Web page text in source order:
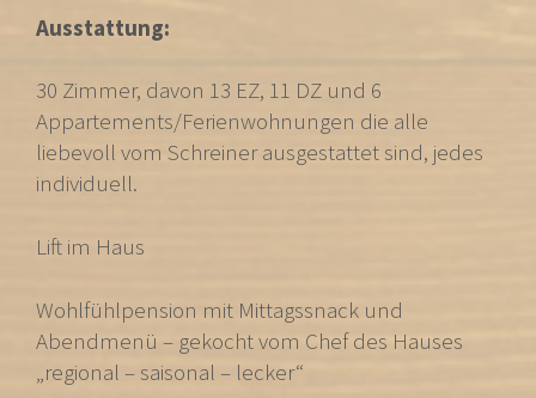
Ausstattung:
30 Zimmer, davon 13 EZ, 11 DZ und 6
Appartements/Ferienwohnungen die alle
liebevoll vom Schreiner ausgestattet sind, jedes
individuell.
Lift im Haus
Wohlfühlpension mit Mittagssnack und
Abendmenü – gekocht vom Chef des Hauses
„regional – saisonal – lecker“